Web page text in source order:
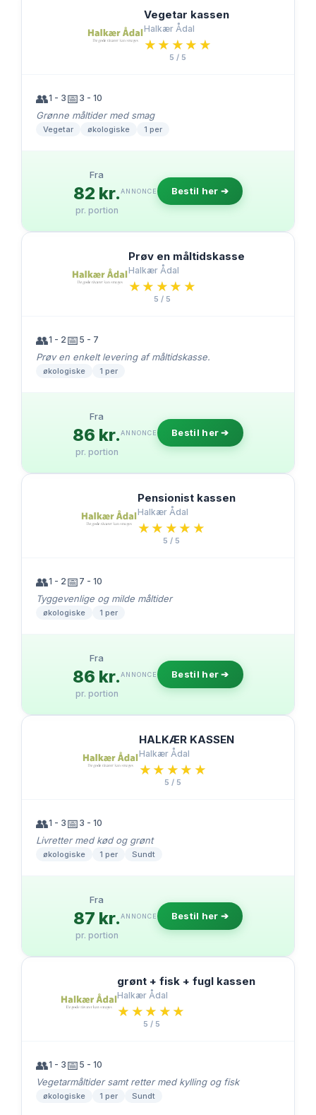
Vegetar kassen
Halkær Ådal
★★★★★
★★★★★
5 / 5
👥1 - 3 📅 3 - 10
Grønne måltider med smag
Vegetar økologiske 1 per
Fra
82 kr.
pr. portion
ANNONCE Bestil her ➔
Prøv en måltidskasse
Halkær Ådal
★★★★★
★★★★★
5 / 5
👥1 - 2 📅 5 - 7
Prøv en enkelt levering af måltidskasse.
økologiske 1 per
Fra
86 kr.
pr. portion
ANNONCE Bestil her ➔
Pensionist kassen
Halkær Ådal
★★★★★
★★★★★
5 / 5
👥1 - 2 📅 7 - 10
Tyggevenlige og milde måltider
økologiske 1 per
Fra
86 kr.
pr. portion
ANNONCE Bestil her ➔
HALKÆR KASSEN
Halkær Ådal
★★★★★
★★★★★
5 / 5
👥1 - 3 📅 3 - 10
Livretter med kød og grønt
økologiske 1 per Sundt
Fra
87 kr.
pr. portion
ANNONCE Bestil her ➔
grønt + fisk + fugl kassen
Halkær Ådal
★★★★★
★★★★★
5 / 5
👥1 - 3 📅 5 - 10
Vegetarmåltider samt retter med kylling og fisk
økologiske 1 per Sundt